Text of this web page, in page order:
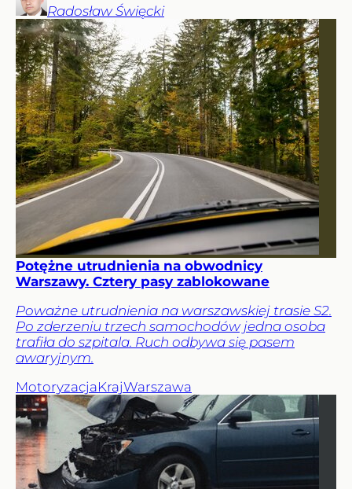
Radosław Święcki
Potężne utrudnienia na obwodnicy
Warszawy. Cztery pasy zablokowane
Poważne utrudnienia na warszawskiej trasie S2.
Po zderzeniu trzech samochodów jedna osoba
trafiła do szpitala. Ruch odbywa się pasem
awaryjnym.
MotoryzacjaKrajWarszawa